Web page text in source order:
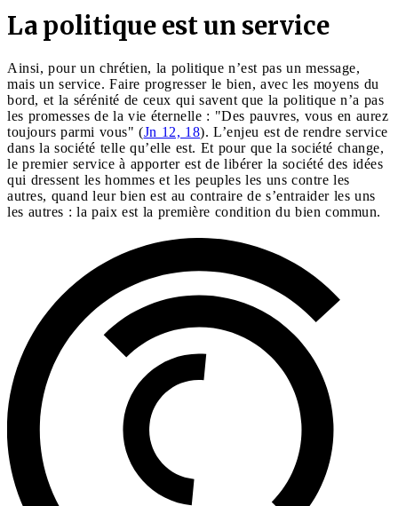
La politique est un service
Ainsi, pour un chrétien, la politique n’est pas un message,
mais un service. Faire progresser le bien, avec les moyens du
bord, et la sérénité de ceux qui savent que la politique n’a pas
les promesses de la vie éternelle : "Des pauvres, vous en aurez
toujours parmi vous" (Jn 12, 18). L’enjeu est de rendre service
dans la société telle qu’elle est. Et pour que la société change,
le premier service à apporter est de libérer la société des idées
qui dressent les hommes et les peuples les uns contre les
autres, quand leur bien est au contraire de s’entraider les uns
les autres : la paix est la première condition du bien commun.